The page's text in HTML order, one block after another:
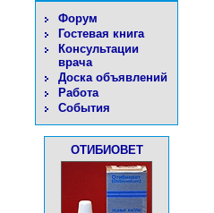
Форум
Гостевая книга
Консультации
врача
Доска объявлений
Работа
События
ОТИБИОВЕТ